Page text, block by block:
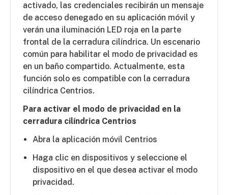
activado, las credenciales recibirán un mensaje
de acceso denegado en su aplicación móvil y
verán una iluminación LED roja en la parte
frontal de la cerradura cilíndrica. Un escenario
común para habilitar el modo de privacidad es
en un baño compartido. Actualmente, esta
función solo es compatible con la cerradura
cilíndrica Centrios.
Para activar el modo de privacidad en la
cerradura cilíndrica Centrios
Abra la aplicación móvil Centrios
Haga clic en dispositivos y seleccione el
dispositivo en el que desea activar el modo
privacidad.